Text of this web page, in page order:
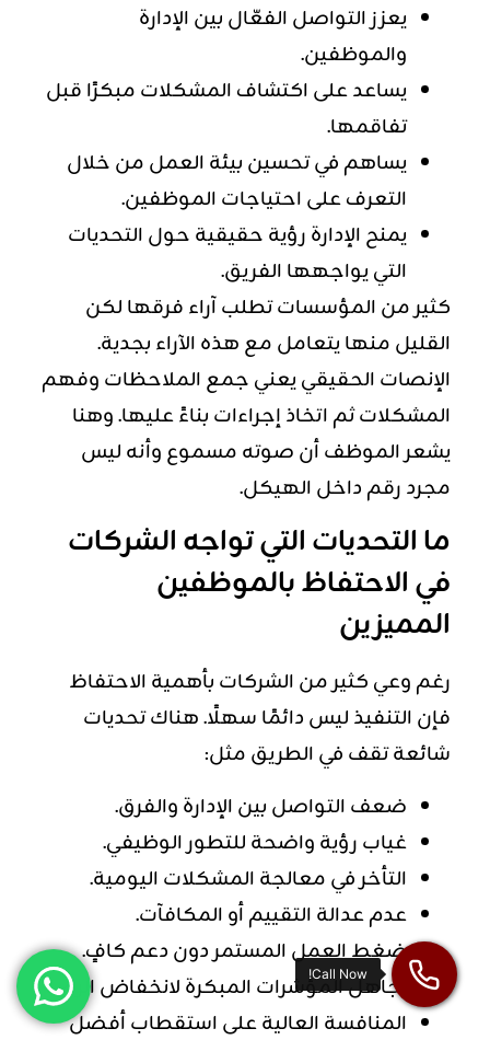
يعزز التواصل الفعّال بين الإدارة
والموظفين.
يساعد على اكتشاف المشكلات مبكرًا قبل
تفاقمها.
يساهم في تحسين بيئة العمل من خلال
التعرف على احتياجات الموظفين.
يمنح الإدارة رؤية حقيقية حول التحديات
التي يواجهها الفريق.
كثير من المؤسسات تطلب آراء فرقها لكن
القليل منها يتعامل مع هذه الآراء بجدية.
الإنصات الحقيقي يعني جمع الملاحظات وفهم
المشكلات ثم اتخاذ إجراءات بناءً عليها. وهنا
يشعر الموظف أن صوته مسموع وأنه ليس
مجرد رقم داخل الهيكل.
ما التحديات التي تواجه الشركات
في الاحتفاظ بالموظفين
المميزين
رغم وعي كثير من الشركات بأهمية الاحتفاظ
فإن التنفيذ ليس دائمًا سهلًا. هناك تحديات
شائعة تقف في الطريق مثل:
ضعف التواصل بين الإدارة والفرق.
غياب رؤية واضحة للتطور الوظيفي.
التأخر في معالجة المشكلات اليومية.
عدم عدالة التقييم أو المكافآت.
ضغط العمل المستمر دون دعم كافٍ.
تجاهل المؤشرات المبكرة لانخفاض الرضا.
المنافسة العالية على استقطاب أفضل